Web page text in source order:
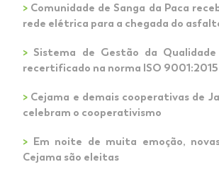
> Comunidade de Sanga da Paca
rede elétrica para a chegada do
> Sistema de Gestão da Qualidade
recertificado na norma ISO 9001:2015
> Cejama e demais cooperativas de
celebram o cooperativismo
>
Em noite de muita emoção,
Cejama são eleitas